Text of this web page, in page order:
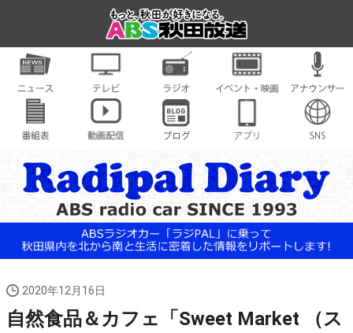
2020年12月16日
自然食品＆カフェ「Sweet Market （ス